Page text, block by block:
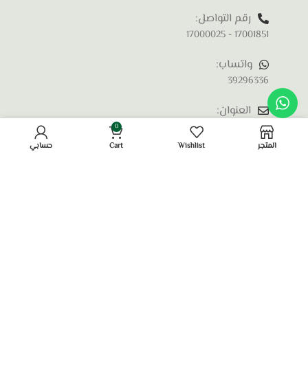
رقم التواصل:
17001851 - 17000025
واتساب:
39296336
العنوان:
الحد، البحرين
المتجر Wishlist
0
Cart حسابي